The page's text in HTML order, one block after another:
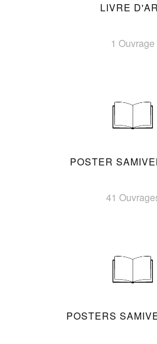
LIVRE
1 Ouvrage
POSTER
41
POSTERS